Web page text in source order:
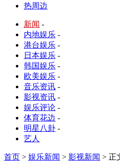
热周边
新闻 -
内地娱乐 -
港台娱乐 -
日本娱乐 -
韩国娱乐 -
欧美娱乐 -
音乐资讯 -
影视资讯 -
娱乐评论 -
体育花边 -
明星八卦 -
艺人
首页 > 娱乐新闻 > 影视新闻 > 正